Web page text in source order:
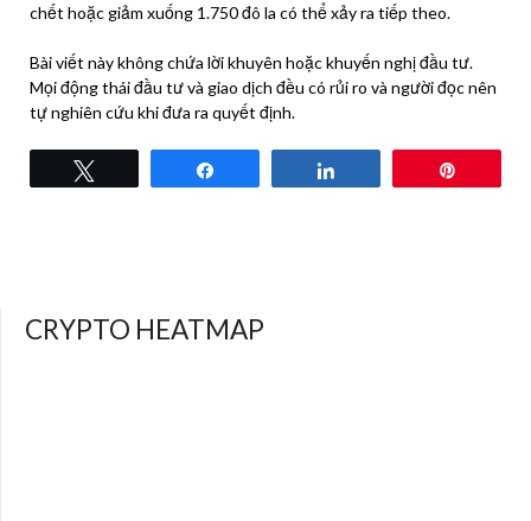
chết hoặc giảm xuống 1.750 đô la có thể xảy ra tiếp theo.
Bài viết này không chứa lời khuyên hoặc khuyến nghị đầu tư.
Mọi động thái đầu tư và giao dịch đều có rủi ro và người đọc nên
tự nghiên cứu khi đưa ra quyết định.
CRYPTO HEATMAP